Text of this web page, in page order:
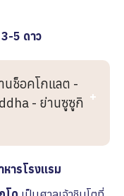
5 ดาว
นช็อคโกแลต -
- ย่านซูซูกิ
ารโรงเเรม